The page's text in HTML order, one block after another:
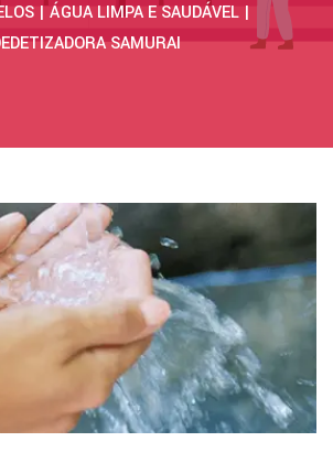
| ÁGUA LIMPA E SAUDÁVEL |
SAMURAI